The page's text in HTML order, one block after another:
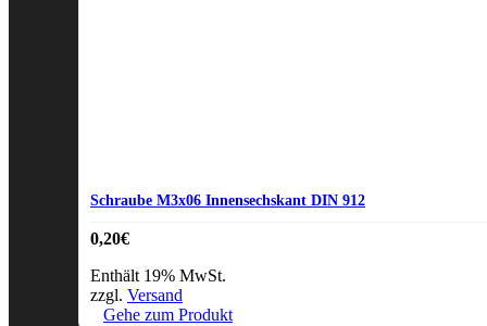
Schraube M3x06 Innensechskant DIN 912
0,20€
Enthält 19% MwSt.
zzgl. Versand
Gehe zum Produkt